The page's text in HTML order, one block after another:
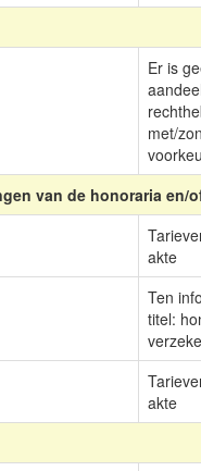
Er is
met/
van de honoraria en/
akte
Ten
titel:
akte